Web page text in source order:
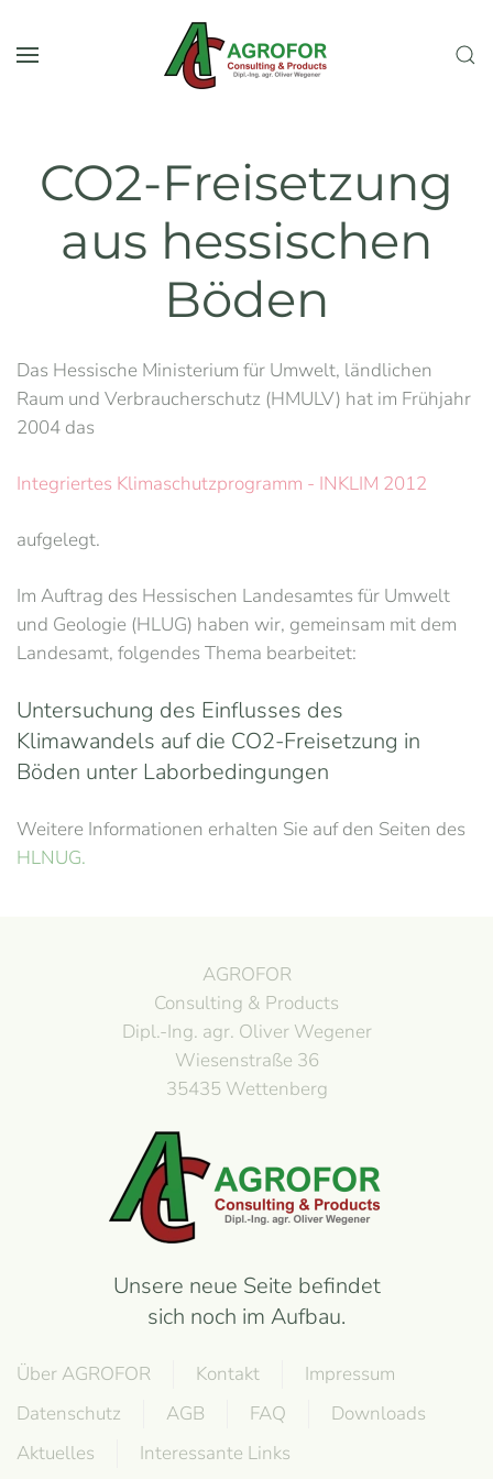
Zum Hauptinhalt springen
CO2-Freisetzung
aus hessischen
Böden
Das Hessische Ministerium für Umwelt, ländlichen
Raum und Verbraucherschutz (HMULV) hat im Frühjahr
2004 das
Integriertes Klimaschutzprogramm - INKLIM 2012
aufgelegt.
Im Auftrag des Hessischen Landesamtes für Umwelt
und Geologie (HLUG) haben wir, gemeinsam mit dem
Landesamt, folgendes Thema bearbeitet:
Untersuchung des Einflusses des
Klimawandels auf die CO2-Freisetzung in
Böden unter Laborbedingungen
Weitere Informationen erhalten Sie auf den Seiten des
HLNUG.
AGROFOR
Consulting & Products
Dipl.-Ing. agr. Oliver Wegener
Wiesenstraße 36
35435 Wettenberg
Unsere neue Seite befindet
sich noch im Aufbau.
Über AGROFOR Kontakt
Impressum
Datenschutz
AGB FAQ
Downloads
Aktuelles
Interessante Links